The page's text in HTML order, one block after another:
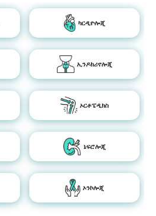
ካርዲዮሎጂ
ኢንዶክሪኖሎጂ
ኦርቶፔዲክስ
ኔፍሮሎጂ
ኦንኮሎጂ